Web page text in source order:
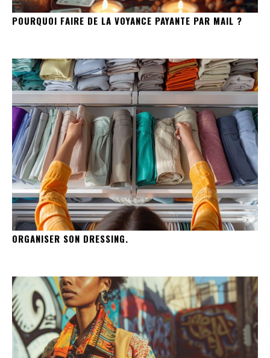
POURQUOI FAIRE DE LA VOYANCE PAYANTE PAR MAIL ?
ORGANISER SON DRESSING.